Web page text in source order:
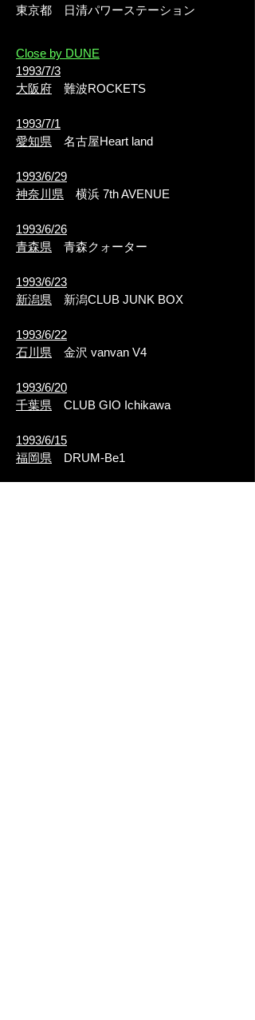
東京都 日清パワーステーション
Close by DUNE
1993/7/3
大阪府 難波ROCKETS
1993/7/1
愛知県 名古屋Heart land
1993/6/29
神奈川県 横浜 7th AVENUE
1993/6/26
青森県 青森クォーター
1993/6/23
新潟県 新潟CLUB JUNK BOX
1993/6/22
石川県 金沢 vanvan V4
1993/6/20
千葉県 CLUB GIO Ichikawa
1993/6/15
福岡県 DRUM-Be1